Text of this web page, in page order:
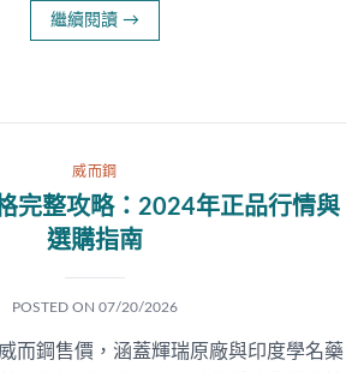
繼續閱讀 →
威而鋼
完整攻略：2024年正品行情與
選購指南
POSTED ON 07/20/2026
而鋼售價，涵蓋輝瑞原廠與印度學名藥